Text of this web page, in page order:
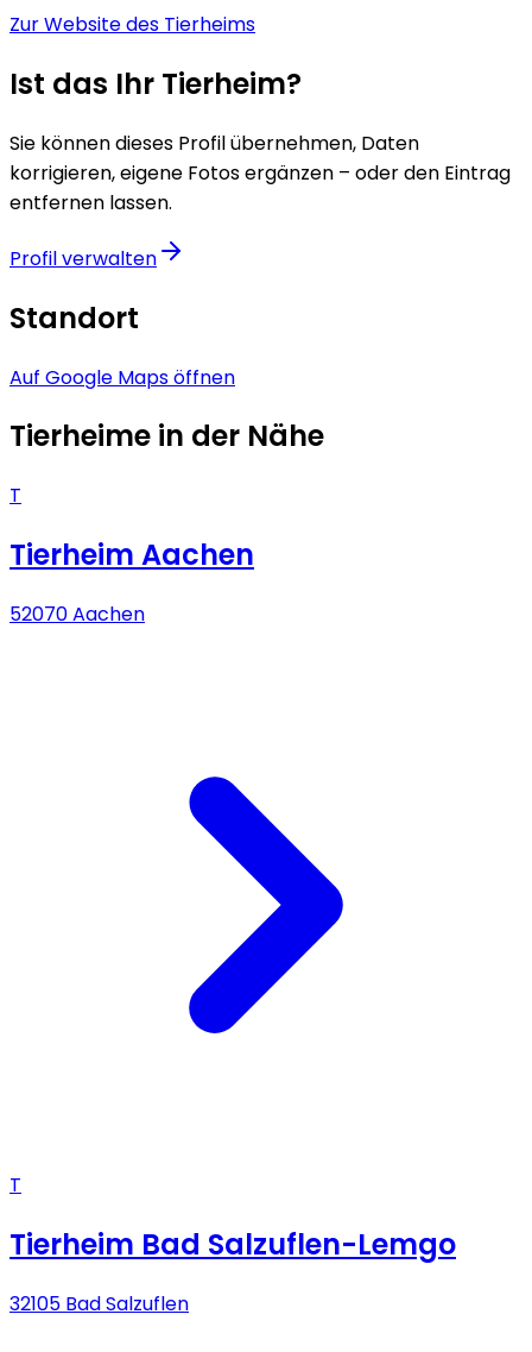
Zur Website des Tierheims
Ist das Ihr Tierheim?
Sie können dieses Profil übernehmen, Daten
korrigieren, eigene Fotos ergänzen – oder den Eintrag
entfernen lassen.
Profil verwalten
Standort
Auf Google Maps öffnen
Tierheime in der Nähe
T
Tierheim Aachen
52070 Aachen
T
Tierheim Bad Salzuflen-Lemgo
32105 Bad Salzuflen